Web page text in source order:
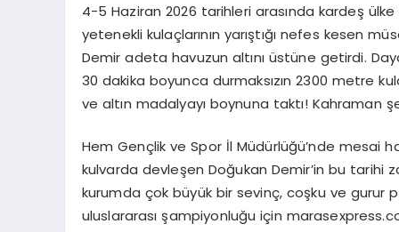
4-5 Haziran 2026 tarihleri arasında kardeş
yetenekli kulaçlarının yarıştığı nefes kesen
Demir adeta havuzun altını üstüne getirdi.
30 dakika boyunca durmaksızın 2300 metre
ve altın madalyayı boynuna taktı! Kahraman
Hem Gençlik ve Spor İl Müdürlüğü’nde mesai
kulvarda devleşen Doğukan Demir’in bu tarihi
kurumda çok büyük bir sevinç, coşku ve gurur
uluslararası şampiyonluğu için